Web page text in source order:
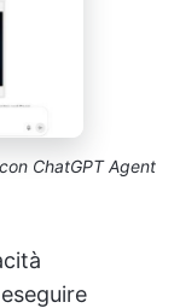
ChatGPT Agent